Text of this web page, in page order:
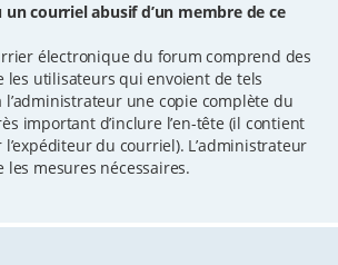
un courriel abusif d’un membre de ce
électronique du forum comprend des
les utilisateurs qui envoient de tels
l’administrateur une copie complète du
important d’inclure l’en-tête (il contient
du courriel). L’administrateur
mesures nécessaires.